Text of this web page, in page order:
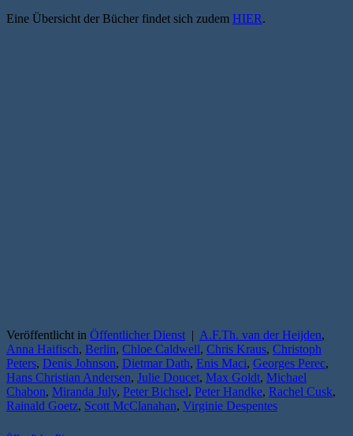
Eine Übersicht der Bücher findet sich zudem HIER.
Veröffentlicht in Öffentlicher Dienst | A.F.Th. van der Heijden,
Anna Haifisch, Berlin, Chloe Caldwell, Chris Kraus, Christoph
Peters, Denis Johnson, Dietmar Dath, Enis Maci, Georges Perec,
Hans Christian Andersen, Julie Doucet, Max Goldt, Michael
Chabon, Miranda July, Peter Bichsel, Peter Handke, Rachel Cusk,
Rainald Goetz, Scott McClanahan, Virginie Despentes